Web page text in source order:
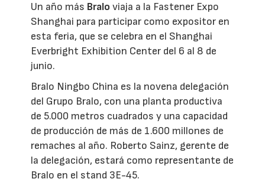
Un año más Bralo viaja a la Fastener Expo
Shanghai para participar como expositor en
esta feria, que se celebra en el Shanghai
Everbright Exhibition Center del 6 al 8 de
junio.
Bralo Ningbo China es la novena delegación
del Grupo Bralo, con una planta productiva
de 5.000 metros cuadrados y una capacidad
de producción de más de 1.600 millones de
remaches al año. Roberto Sainz, gerente de
la delegación, estará como representante de
Bralo en el stand 3E-45.